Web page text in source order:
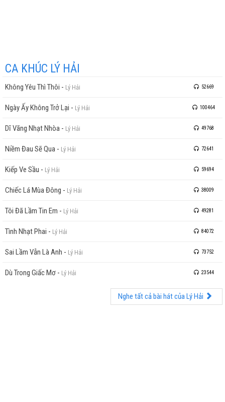
CA KHÚC LÝ HẢI
Không Yêu Thì Thôi - Lý Hải 52669
Ngày Ấy Không Trở Lại - Lý Hải 100464
Dĩ Vãng Nhạt Nhòa - Lý Hải 49768
Niềm Đau Sẽ Qua - Lý Hải 72641
Kiếp Ve Sầu - Lý Hải 59694
Chiếc Lá Mùa Đông - Lý Hải 38009
Tôi Đã Lầm Tin Em - Lý Hải 49281
Tình Nhạt Phai - Lý Hải 84072
Sai Lầm Vẫn Là Anh - Lý Hải 73752
Dù Trong Giấc Mơ - Lý Hải 23544
Nghe tất cả bài hát của Lý Hải